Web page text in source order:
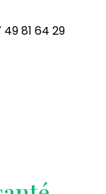
81 64 29